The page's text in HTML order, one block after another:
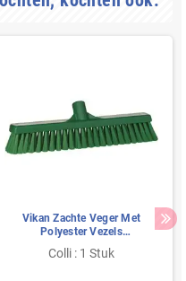
Vikan Zachte Veger Met
Polyester Vezels
410x65x130mm Groen
Colli : 1 Stuk